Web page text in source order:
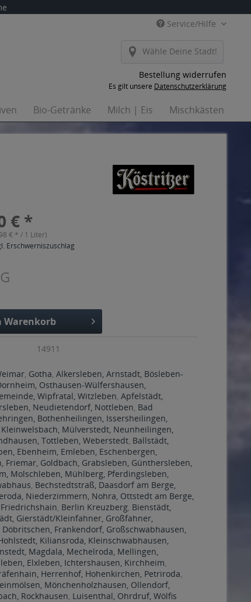
Service/Hilfe
Wähle Deine Stadt!
Bestellung widerrufen
Es gilt unsere Datenschutzerklärung
Bio-Getränke Milch | Eis Mischkästen
€ *
€ * / 1 Liter)
Erschwerniszuschlag
Warenkorb
14911
, Gotha,Alkersleben, Arnstadt, Bösleben-
Osthausen-Wülfershausen,
Wipfratal, Witzleben,Apfelstädt,
Neudietendorf, Nottleben, Bad
Bothenheilingen, Issersheilingen,
Mülverstedt, Neunheilingen,
Tottleben, Weberstedt, Ballstädt,
Ebenheim, Emleben, Eschenbergen,
Friemar, Goldbach, Grabsleben, Günthersleben,
Molschleben, Mühlberg, Pferdingsleben,
, Bechstedtstraß, Daasdorf am Berge,
Niederzimmern, Nohra, Ottstedt am Berge,
, Berlin Kreuzberg, Bienstädt,
Gierstädt/Kleinfahner, Großfahner,
Döbritschen, Frankendorf, Großschwabhausen,
Kiliansroda, Kleinschwabhausen,
Magdala, Mechelroda, Mellingen,
Elxleben, Ichtershausen, Kirchheim,
Herrenhof, Hohenkirchen, Petriroda,
Mönchenholzhausen, Ollendorf,
Rockhausen, Luisenthal, Ohrdruf, Wölfis